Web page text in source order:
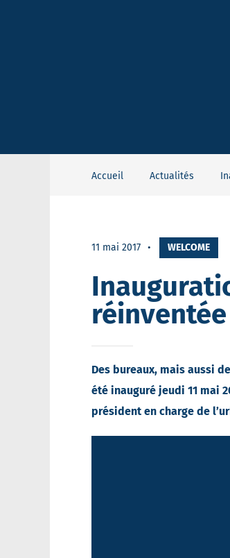
Accueil Actualités
11 mai 2017 WELCOME
réinventée
Des bureaux, mais aussi
été inauguré jeudi 11 mai
président en charge de